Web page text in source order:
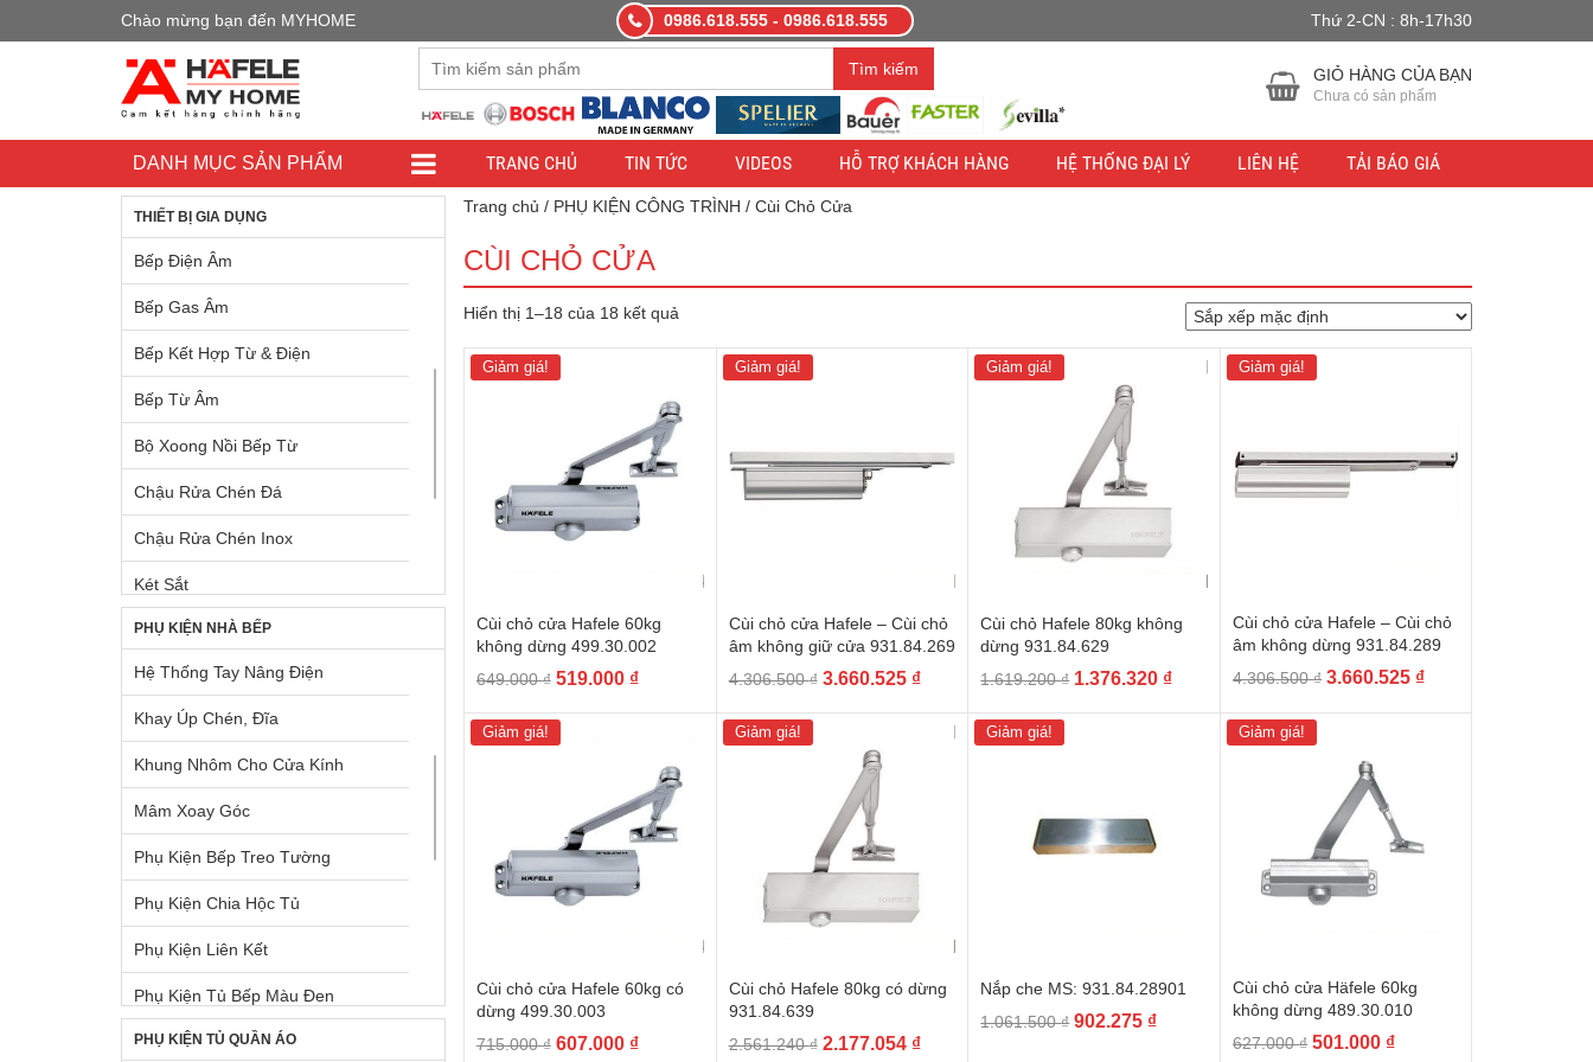
Chào mừng bạn đến MYHOME 0986.618.555 - 0986.618.555 Thứ 2-CN : 8h-17h30
Tìm kiếm GIỎ HÀNG CỦA BẠN
Chưa có sản phẩm
DANH MỤC SẢN PHẨM TRANG CHỦ TIN TỨC VIDEOS HỖ TRỢ KHÁCH HÀNG HỆ THỐNG ĐẠI LÝ LIÊN HỆ TẢI BÁO GIÁ
Trang chủ / PHỤ KIỆN CÔNG TRÌNH / Cùi Chỏ Cửa
CÙI CHỎ CỬA
Hiển thị 1–18 của 18 kết quả
Giảm giá!
Cùi chỏ cửa Hafele 60kg
không dừng 499.30.002
649.000₫ Giá
là:
649.000 ₫.
519.000 ₫Giá
519.000 ₫.
Giảm giá!
Cùi chỏ cửa Hafele – Cùi chỏ
âm không giữ cửa 931.84.269
4.306.500₫ Giá
4.306.500 ₫.
3.660.525 ₫Giá
Giảm giá!
Cùi chỏ Hafele 80kg không
dừng 931.84.629
1.619.200₫ Giá
1.376.320 ₫Giá
Giảm giá!
Cùi chỏ cửa Hafele – Cùi chỏ
âm không dừng 931.84.289
4.306.500₫ Giá
3.660.525 ₫Giá
Giảm giá!
Cùi chỏ cửa Hafele 60kg có
dừng 499.30.003
715.000₫ Giá
607.000 ₫Giá
Giảm giá!
Cùi chỏ Hafele 80kg có dừng
931.84.639
2.561.240₫ Giá
2.177.054 ₫Giá
Giảm giá!
Nắp che MS: 931.84.28901
1.061.500₫ Giá
902.275 ₫Giá
Giảm giá!
Cùi chỏ cửa Häfele 60kg
không dừng 489.30.010
627.000₫ Giá
501.000 ₫Giá
THIẾT BỊ GIA DỤNG
Bếp Điện Âm
Bếp Gas Âm
Bếp Kết Hợp Từ & Điện
Bếp Từ Âm
Bộ Xoong Nồi Bếp Từ
Chậu Rửa Chén Đá
Chậu Rửa Chén Inox
Két Sắt
Lò Nướng Âm Tủ
Lò Nướng Ngoài Trời
Máy Giặt & Máy Sấy
Máy Hút Mùi Âm Tủ
Máy Hút Mùi Gắn Tường
Máy Pha Cà Phê
Máy Rửa Chén
Máy Xay, Máy Ép Trái Cây
Phụ Kiện Chậu + Máy Hút Mùi
Tủ Lạnh
PHỤ KIỆN NHÀ BẾP
Hệ Thống Tay Nâng Điện
Khay Úp Chén, Đĩa
Khung Nhôm Cho Cửa Kính
Mâm Xoay Góc
Phụ Kiện Bếp Treo Tường
Phụ Kiện Chia Hộc Tủ
Phụ Kiện Liên Kết
Phụ Kiện Tủ Bếp Màu Đen
Pittong Đẩy Cánh Tủ
PHỤ KIỆN TỦ QUẦN ÁO
Đây là cửa hàng demo nhằm mục đích thử nghiệm — các đơn hàng sẽ không có hiệu lực.